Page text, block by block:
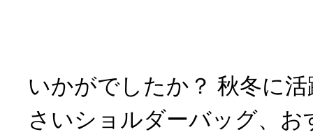
いかがでしたか？ 秋冬に
さいショルダーバッグ、お